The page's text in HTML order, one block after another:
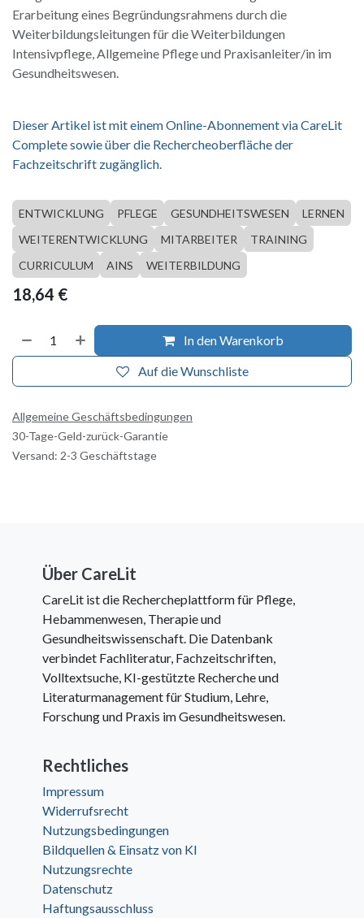
Erarbeitung eines Begründungsrahmens durch die
Weiterbildungsleitungen für die Weiterbildungen
Intensivpflege, Allgemeine Pflege und Praxisanleiter/in im
Gesundheitswesen.
Dieser Artikel ist mit einem Online-Abonnement via CareLit
Complete sowie über die Rechercheoberfläche der
Fachzeitschrift zugänglich.
ENTWICKLUNG PFLEGE GESUNDHEITSWESEN
LERNEN
WEITERENTWICKLUNG
MITARBEITER
TRAINING
CURRICULUM
AINS WEITERBILDUNG
18,64 €
In den Warenkorb
Auf die Wunschliste
Allgemeine Geschäftsbedingungen
30-Tage-Geld-zurück-Garantie
Versand: 2-3 Geschäftstage
Über CareLit
CareLit ist die Rechercheplattform für Pflege,
Hebammenwesen, Therapie und
Gesundheitswissenschaft. Die Datenbank
verbindet Fachliteratur, Fachzeitschriften,
Volltextsuche, KI-gestützte Recherche und
Literaturmanagement für Studium, Lehre,
Forschung und Praxis im Gesundheitswesen.
Rechtliches
Impressum
Widerrufsrecht
Nutzungsbedingungen
Bildquellen & Einsatz von KI
Nutzungsrechte
Datenschutz
Haftungsausschluss